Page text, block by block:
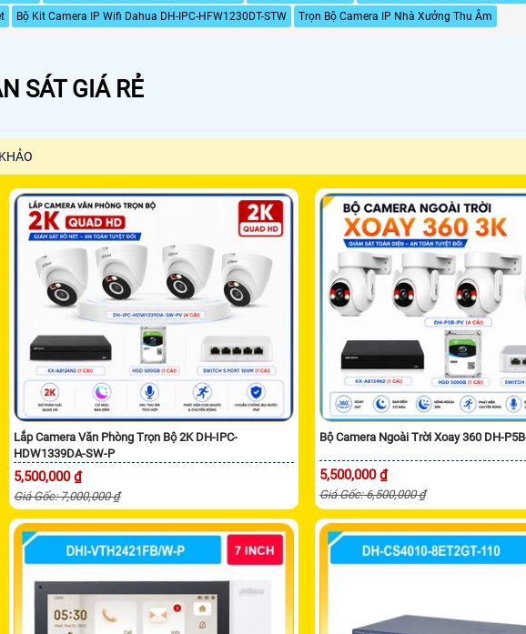
Bộ Kit Camera IP Wifi Dahua DH-IPC-HFW1230DT-STW Trọn Bộ Camera IP Nhà Xưởng Thu Âm
SÁT GIÁ RẺ
Lắp Camera Văn Phòng Trọn Bộ 2K DH-IPC-
HDW1339DA-SW-P
5,500,000 ₫
Giá Gốc: 7,000,000 ₫
Bộ Camera Ngoài Trời Xoay 360 DH-
5,500,000 ₫
Giá Gốc: 6,500,000 ₫